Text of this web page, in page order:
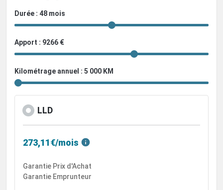
Durée : 48 mois
Apport : 9266 €
Kilométrage annuel : 5 000 KM
LLD
273,11€/mois
Garantie Prix d'Achat
Garantie Emprunteur